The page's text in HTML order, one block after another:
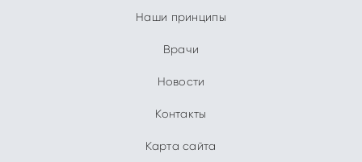
Наши принципы
Врачи
Новости
Контакты
Карта сайта